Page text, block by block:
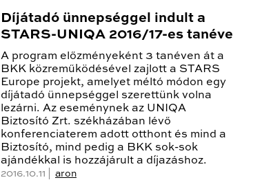
Díjátadó ünnepséggel indult a
STARS-UNIQA 2016/17-es tanéve
A program előzményeként 3 tanéven át a
BKK közreműködésével zajlott a STARS
Europe projekt, amelyet méltó módon egy
díjátadó ünnepséggel szerettünk volna
lezárni. Az eseménynek az UNIQA
Biztosító Zrt. székházában lévő
konferenciaterem adott otthont és mind a
Biztosító, mind pedig a BKK sok-sok
ajándékkal is hozzájárult a díjazáshoz.
2016.10.11 | aron